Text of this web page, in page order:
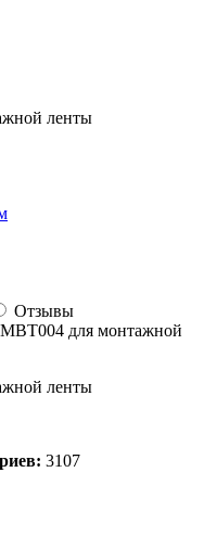
ленты
Отзывы
для монтажной
ленты
3107